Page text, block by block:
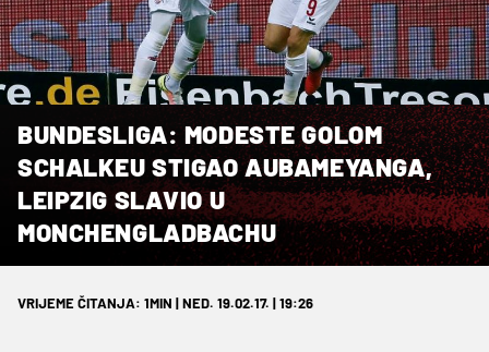
BUNDESLIGA: MODESTE GOLOM
SCHALKEU STIGAO AUBAMEYANGA,
LEIPZIG SLAVIO U
MONCHENGLADBACHU
VRIJEME ČITANJA: 1MIN | NED. 19.02.17. | 19:26